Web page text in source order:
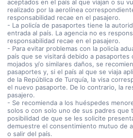
aceptados en el país al que viajan o su
realizado por la aerolínea
responsabilidad recae en el pasajero.
- La policía de pasaportes tiene la
entrada al país. La agencia no es
responsabilidad recae en el pasajero.
- Para evitar problemas con la policía
país que se visitará debido a pasaportes
mojados y/o similares daños, se
pasaportes y, si el país al que se viaja
de la República de Turquía, la visa
el nuevo pasaporte. De lo contrario, la
pasajero.
- Se recomienda a los huéspedes
solos o con solo uno de sus padres que
posibilidad de que se les solicite
demuestre el consentimiento mutuo de
o salir del país.